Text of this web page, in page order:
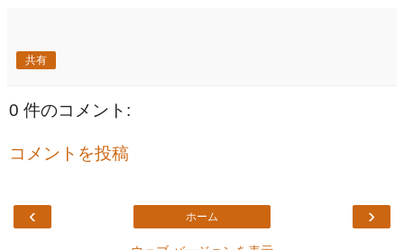
共有
0 件のコメント:
コメントを投稿
‹ ›
ホーム